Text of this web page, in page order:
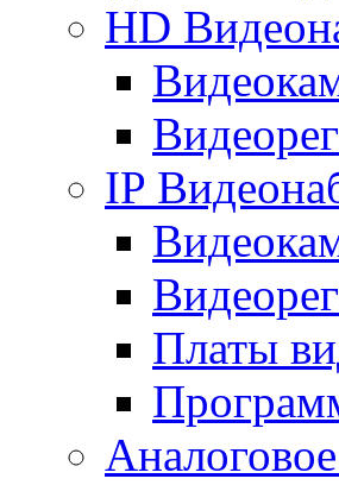
HD
IP
Платы